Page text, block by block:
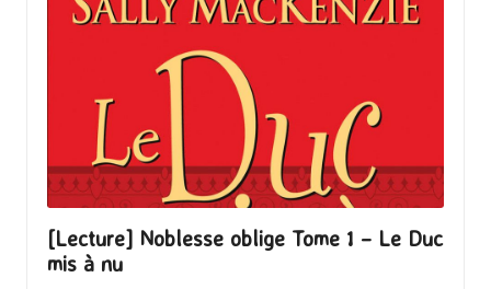
[Lecture] Noblesse oblige Tome 1 – Le Duc
mis à nu